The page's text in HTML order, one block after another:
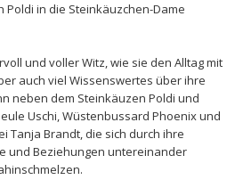
Poldi in die Steinkäuzchen-Dame
und voller Witz, wie sie den Alltag mit
auch viel Wissenswertes über ihre
neben dem Steinkäuzen Poldi und
Uschi, Wüstenbussard Phoenix und
Tanja Brandt, die sich durch ihre
und Beziehungen untereinander